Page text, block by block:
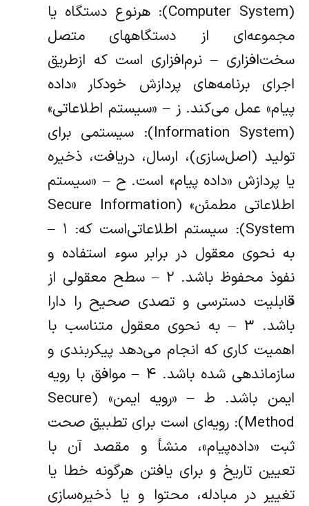
(Computer System): هرنوع دستگاه یا
مجموعه‌ای از‌ دستگاههای متصل
سخت‌افزاری – نرم‌افزاری است که ازطریق
اجرای برنامه‌های پردازش‌ خودکار «‌داده
پیام» عمل می‌کند. ‌ز – «‌سیستم اطلاعاتی»
(Information System): سیستمی برای
تولید (‌اصل‌سازی)،‌ ارسال، دریافت، ذخیره
یا پردازش «‌داده پیام» است. ح – «‌سیستم
اطلاعاتی مطمئن» (Secure Information
System): سیستم اطلاعاتی‌است که: ۱ –
به نحوی معقول در برابر سوء استفاده و
نفوذ محفوظ باشد. ۲ – سطح معقولی از
قابلیت دسترسی و تصدی صحیح را دارا
باشد. ۳ – به نحوی معقول متناسب با
اهمیت کاری که انجام می‌دهد پیکربندی و‌
سازماندهی شده باشد. ۴ – موافق با رویه
ایمن باشد. ط – «‌رویه ایمن» (Secure
Method): رویه‌ای است برای تطبیق صحت
ثبت «داده‌پیام»، منشأ و مقصد آن با
تعیین تاریخ و برای یافتن هرگونه خطا یا
تغییر در مبادله، محتوا و‌ یا ذخیره‌سازی